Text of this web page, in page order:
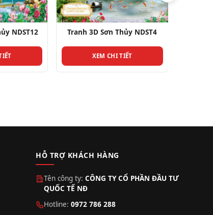
NDST12 Tranh 3D Sơn Thủy NDST4
XEM CHI TIẾT
HỖ TRỢ KHÁCH HÀNG
Tên công ty:CÔNG TY CỔ PHẦN ĐẦU TƯ
QUỐC TẾ NĐ
Hotline:0972 786 288